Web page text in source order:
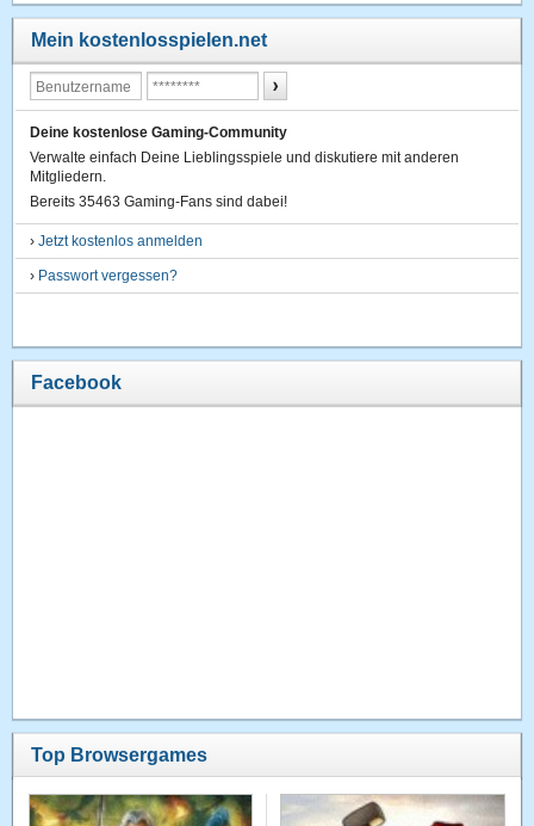
Mein kostenlosspielen.net
Deine kostenlose Gaming-Community
Verwalte einfach Deine Lieblingsspiele und diskutiere mit anderen
Mitgliedern.
Bereits 35463 Gaming-Fans sind dabei!
›Jetzt kostenlos anmelden
› Passwort vergessen?
Facebook
Top Browsergames